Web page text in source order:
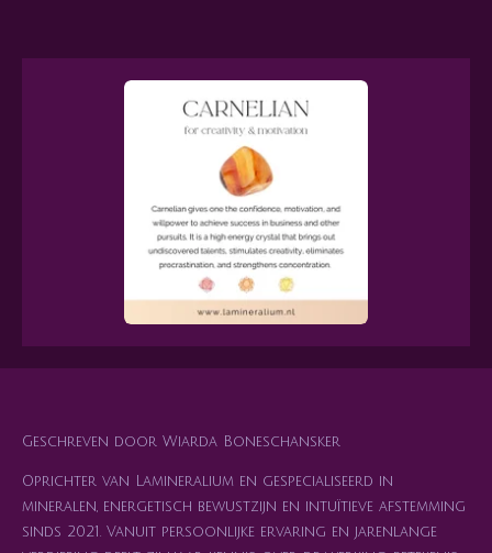
Geschreven door Wiarda Boneschansker
Oprichter van Lamineralium en gespecialiseerd in
mineralen, energetisch bewustzijn en intuïtieve afstemming
sinds 2021. Vanuit persoonlijke ervaring en jarenlange